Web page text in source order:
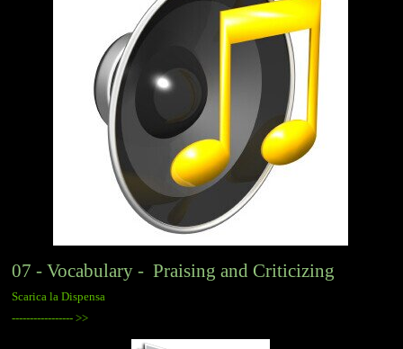
07 - Vocabulary - Praising and Criticizing
Scarica la Dispensa
----------------- >>